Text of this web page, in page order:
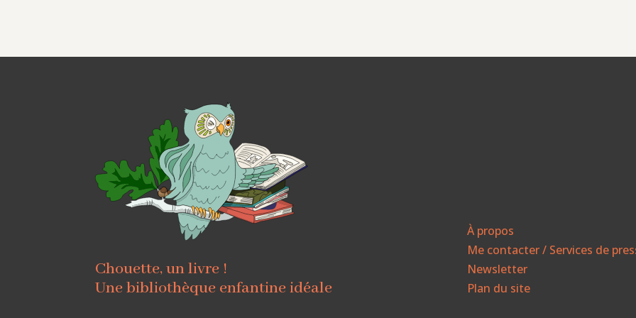
Chouette, un livre !
Une bibliothèque enfantine idéale
À propos
Me contacter / Services de
Newsletter
Plan du site